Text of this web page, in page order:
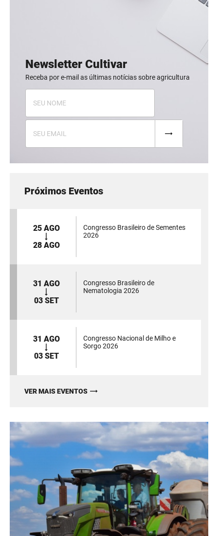
Newsletter Cultivar
Receba por e-mail as últimas notícias sobre agricultura
Próximos Eventos
25 AGO
28 AGO
Congresso Brasileiro de Sementes
2026
31 AGO
03 SET
Congresso Brasileiro de
Nematologia 2026
31 AGO
03 SET
Congresso Nacional de Milho e
Sorgo 2026
VER MAIS EVENTOS